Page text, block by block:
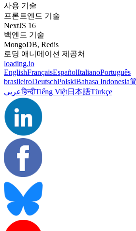
사용 기술
프론트엔드 기술
NextJS 16
백엔드 기술
MongoDB, Redis
로딩 애니메이션 제공처
loading.io
EnglishFrançaisEspañolItalianoPortuguês
brasileiroDeutschPolskiBahasa Indonesia
عربيहिन्दीTiếng Việt日本語Türkçe